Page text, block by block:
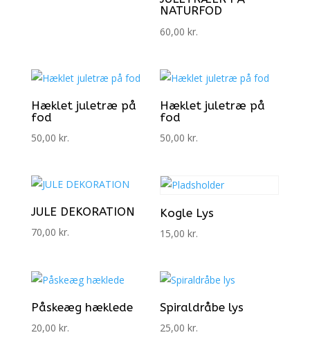
NATURFOD
60,00kr.
Hæklet juletræ på
fod
50,00 kr.
Hæklet juletræ på
fod
50,00kr.
JULE DEKORATION
70,00 kr.
Kogle Lys
15,00kr.
Påskeæg hæklede
20,00 kr.
Spiraldråbe lys
25,00kr.